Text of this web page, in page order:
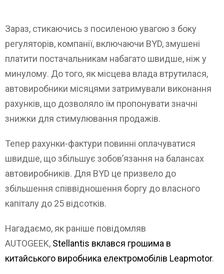
Зараз, стикаючись з посиленою увагою з боку
регуляторів, компанії, включаючи BYD, змушені
платити постачальникам набагато швидше, ніж у
минулому. До того, як місцева влада втрутилася,
автовиробники місяцями затримували виконання
рахунків, що дозволяло їм пропонувати значні
знижки для стимулювання продажів.
Тепер рахунки-фактури повинні оплачуватися
швидше, що збільшує зобов’язання на балансах
автовиробників. Для BYD це призвело до
збільшення співвідношення боргу до власного
капіталу до 25 відсотків.
Нагадаємо, як раніше повідомляв
AUTOGEEK, Stellantis вклався грошима в
китайського виробника електромобілів Leapmotor.